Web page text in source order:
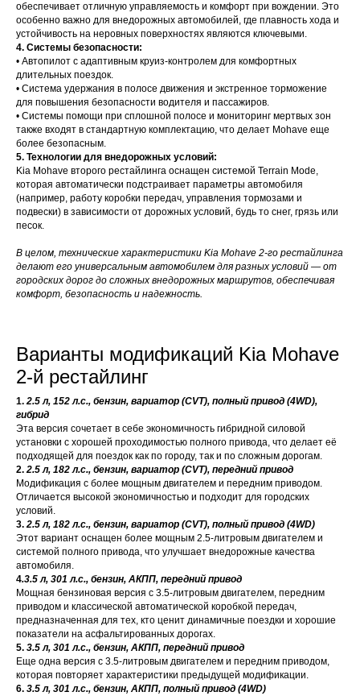
обеспечивает отличную управляемость и комфорт при вождении. Это
особенно важно для внедорожных автомобилей, где плавность хода и
устойчивость на неровных поверхностях являются ключевыми.
4. Системы безопасности:
• Автопилот с адаптивным круиз-контролем для комфортных
длительных поездок.
• Система удержания в полосе движения и экстренное торможение
для повышения безопасности водителя и пассажиров.
• Системы помощи при сплошной полосе и мониторинг мертвых зон
также входят в стандартную комплектацию, что делает Mohave еще
более безопасным.
5. Технологии для внедорожных условий:
Kia Mohave второго рестайлинга оснащен системой Terrain Mode,
которая автоматически подстраивает параметры автомобиля
(например, работу коробки передач, управления тормозами и
подвески) в зависимости от дорожных условий, будь то снег, грязь или
песок.
В целом, технические характеристики Kia Mohave 2-го рестайлинга
делают его универсальным автомобилем для разных условий — от
городских дорог до сложных внедорожных маршрутов, обеспечивая
комфорт, безопасность и надежность.
Варианты модификаций Kia Mohave
2-й рестайлинг
1.2.5 л, 152 л.с., бензин, вариатор (CVT), полный привод (4WD),
гибрид
Эта версия сочетает в себе экономичность гибридной силовой
установки с хорошей проходимостью полного привода, что делает её
подходящей для поездок как по городу, так и по сложным дорогам.
2.2.5 л, 182 л.с., бензин, вариатор (CVT), передний привод
Модификация с более мощным двигателем и передним приводом.
Отличается высокой экономичностью и подходит для городских
условий.
3.2.5 л, 182 л.с., бензин, вариатор (CVT), полный привод (4WD)
Этот вариант оснащен более мощным 2.5-литровым двигателем и
системой полного привода, что улучшает внедорожные качества
автомобиля.
4.3.5 л, 301 л.с., бензин, АКПП, передний привод
Мощная бензиновая версия с 3.5-литровым двигателем, передним
приводом и классической автоматической коробкой передач,
предназначенная для тех, кто ценит динамичные поездки и хорошие
показатели на асфальтированных дорогах.
5. 3.5 л, 301 л.с., бензин, АКПП, передний привод
Еще одна версия с 3.5-литровым двигателем и передним приводом,
которая повторяет характеристики предыдущей модификации.
6. 3.5 л, 301 л.с., бензин, АКПП, полный привод (4WD)